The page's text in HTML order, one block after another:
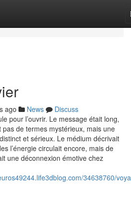
ago News
Discuss
pour l’ouvrir. Le message était long,
pas de termes mystérieux, mais une
et sérieux. Le médium décrivait
l’énergie circulait encore, mais de
une déconnexion émotive chez
34638760/